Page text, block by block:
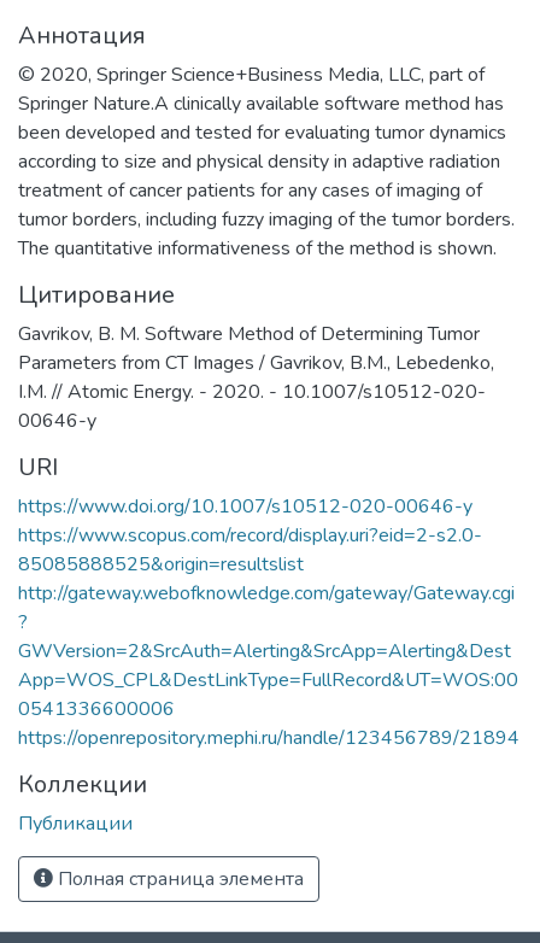
инженерно-физической
биомедицины. Занятие лидерских
позиций в биомедицинских
технологиях XXI века и внедрение их в
образовательный процесс, что отвечает
решению практикоориентированной
задачи мирового уровня – диагностике
социально-значимых заболеваний
человека.
Аннотация
© 2020, Springer Science+Business Media, LLC, part of
Springer Nature.A clinically available software method has
been developed and tested for evaluating tumor dynamics
according to size and physical density in adaptive radiation
treatment of cancer patients for any cases of imaging of
tumor borders, including fuzzy imaging of the tumor borders.
The quantitative informativeness of the method is shown.
Цитирование
Gavrikov, B. M. Software Method of Determining Tumor
Parameters from CT Images / Gavrikov, B.M., Lebedenko,
I.M. // Atomic Energy. - 2020. - 10.1007/s10512-020-
00646-y
URI
https://www.doi.org/10.1007/s10512-020-00646-y
https://www.scopus.com/record/display.uri?eid=2-s2.0-
85085888525&origin=resultslist
http://gateway.webofknowledge.com/gateway/Gateway.cgi
?
GWVersion=2&SrcAuth=Alerting&SrcApp=Alerting&Dest
App=WOS_CPL&DestLinkType=FullRecord&UT=WOS:00
0541336600006
https://openrepository.mephi.ru/handle/123456789/21894
Коллекции
Публикации
Полная страница элемента